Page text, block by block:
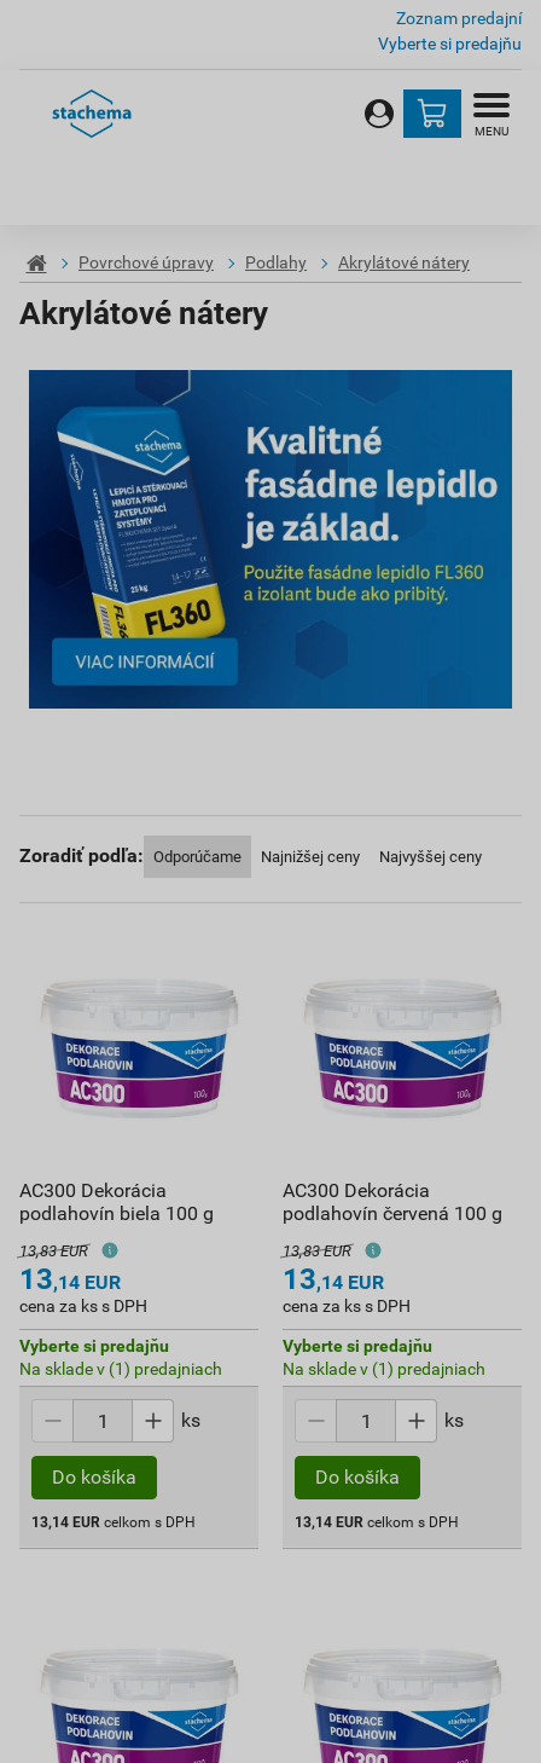
Zoznam predajní
Vyberte si predajňu
MENU
Povrchové úpravy Podlahy Akrylátové nátery
Akrylátové nátery
Zoradiť podľa: Odporúčame Najnižšej ceny Najvyššej ceny
AC300 Dekorácia
podlahovín biela 100 g
13,83 EUR
13,14 EUR
cena za ks s DPH
Vyberte si predajňu
Na sklade v (1) predajniach
ks
Do košíka
13,14 EUR celkom s DPH
AC300 Dekorácia
podlahovín červená 100 g
13,83 EUR
13,14 EUR
cena za ks s DPH
Vyberte si predajňu
Na sklade v (1) predajniach
ks
Do košíka
13,14 EUR celkom s DPH